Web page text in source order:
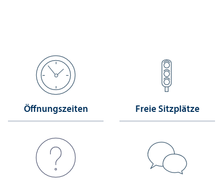
Öffnungs­zeiten Freie Sitzplätze